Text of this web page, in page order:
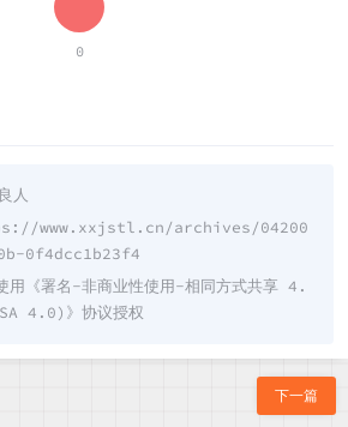
0
人
www.xxjstl.cn/archives/04200
0f4dcc1b23f4
用《署名-非商业性使用-相同方式共享 4.
4.0) 》协议授权
下一篇